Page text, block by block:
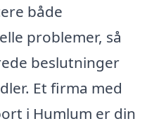
både
problemer, så
beslutninger
Et firma med
i Humlum er din